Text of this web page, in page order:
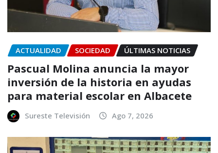
ACTUALIDAD SOCIEDAD ÚLTIMAS NOTICIAS
Pascual Molina anuncia la mayor
inversión de la historia en ayudas
para material escolar en Albacete
Sureste Televisión Ago 7, 2026